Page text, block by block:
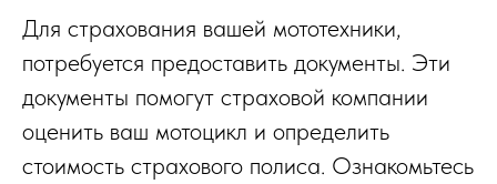
Для страхования вашей мототехники,
потребуется предоставить документы. Эти
документы помогут страховой компании
оценить ваш мотоцикл и определить
стоимость страхового полиса. Ознакомьтесь